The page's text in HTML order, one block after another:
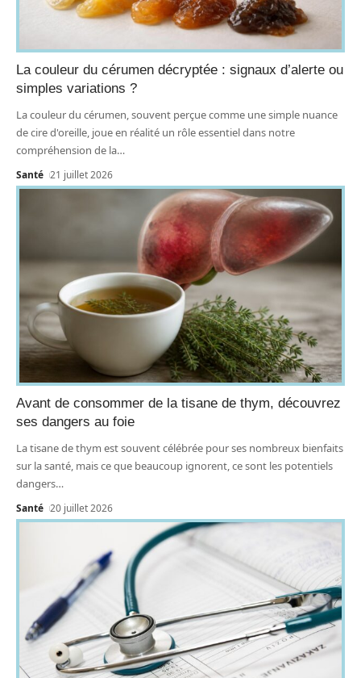
La couleur du cérumen décryptée : signaux d’alerte ou
simples variations ?
La couleur du cérumen, souvent perçue comme une simple nuance
de cire d'oreille, joue en réalité un rôle essentiel dans notre
compréhension de la…
Santé 21 juillet 2026
Avant de consommer de la tisane de thym, découvrez
ses dangers au foie
La tisane de thym est souvent célébrée pour ses nombreux bienfaits
sur la santé, mais ce que beaucoup ignorent, ce sont les potentiels
dangers…
Santé 20 juillet 2026